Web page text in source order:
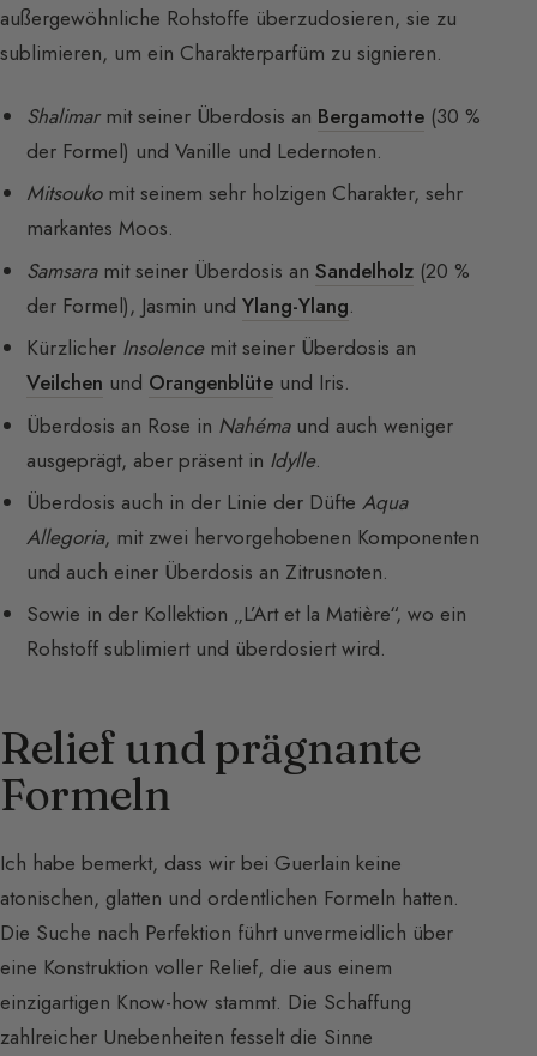
außergewöhnliche Rohstoffe überzudosieren, sie zu
sublimieren, um ein Charakterparfüm zu signieren.
Shalimarmit seiner Überdosis an Bergamotte (30 %
der Formel) und Vanille und Ledernoten.
Mitsoukomit seinem sehr holzigen Charakter, sehr
markantes Moos.
Samsaramit seiner Überdosis anSandelholz (20 %
der Formel), Jasmin undYlang-Ylang.
Kürzlicher Insolencemit seiner Überdosis an
Veilchen und Orangenblüte und Iris.
Überdosis an Rose in Nahémaund auch weniger
ausgeprägt, aber präsent in Idylle.
Überdosis auch in der Linie der DüfteAqua
Allegoria, mit zwei hervorgehobenen Komponenten
und auch einer Überdosis an Zitrusnoten.
Sowie in der Kollektion „L’Art et la Matière“, wo ein
Rohstoff sublimiert und überdosiert wird.
Relief und prägnante
Formeln
Ich habe bemerkt, dass wir bei Guerlain keine
atonischen, glatten und ordentlichen Formeln hatten.
Die Suche nach Perfektion führt unvermeidlich über
eine Konstruktion voller Relief, die aus einem
einzigartigen Know-how stammt. Die Schaffung
zahlreicher Unebenheiten fesselt die Sinne